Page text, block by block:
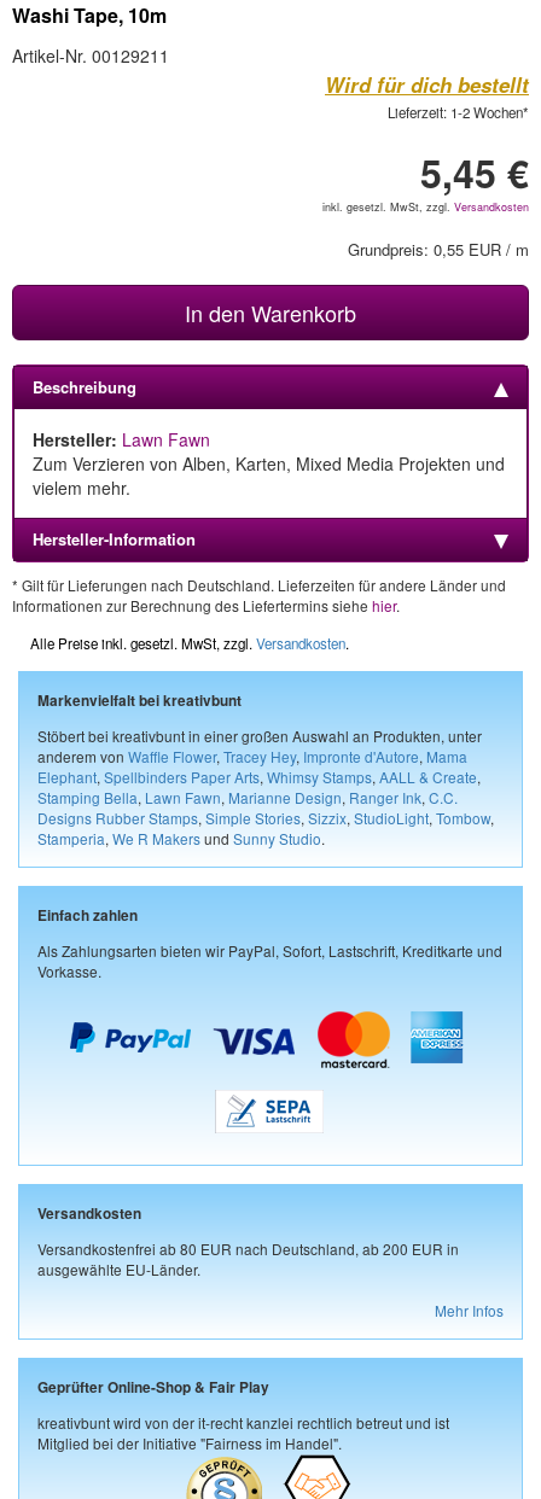
Washi Tape, 10m
Artikel-Nr. 00129211
Wird für dich bestellt
Lieferzeit: 1-2 Wochen*
5,45 €
inkl. gesetzl. MwSt, zzgl. Versandkosten
Grundpreis: 0,55 EUR / m
In den Warenkorb
Beschreibung
Hersteller: Lawn Fawn
Zum Verzieren von Alben, Karten, Mixed Media Projekten und
vielem mehr.
Hersteller-Information
* Gilt für Lieferungen nach Deutschland. Lieferzeiten für andere Länder und
Informationen zur Berechnung des Liefertermins siehe hier.
Alle Preise inkl. gesetzl. MwSt, zzgl. Versandkosten.
Markenvielfalt bei kreativbunt
Stöbert bei kreativbunt in einer großen Auswahl an Produkten, unter
anderem von Waffle Flower, Tracey Hey, Impronte d'Autore, Mama
Elephant, Spellbinders Paper Arts, Whimsy Stamps, AALL & Create,
Stamping Bella, Lawn Fawn, Marianne Design, Ranger Ink, C.C.
Designs Rubber Stamps, Simple Stories, Sizzix, StudioLight, Tombow,
Stamperia, We R Makersund Sunny Studio.
Einfach zahlen
Als Zahlungsarten bieten wir PayPal, Sofort, Lastschrift, Kreditkarte und
Vorkasse.
Versandkosten
Versandkostenfrei ab 80 EUR nach Deutschland, ab 200 EUR in
ausgewählte EU-Länder.
Mehr Infos
Geprüfter Online-Shop & Fair Play
kreativbunt wird von der it-recht kanzlei rechtlich betreut und ist
Mitglied bei der Initiative "Fairness im Handel".